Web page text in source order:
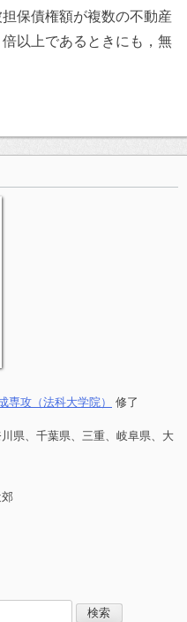
保債権額が複数の不動産
以上であるときにも，無
専攻（法科大学院）
修了
川県、千葉県、三重、岐阜県、大